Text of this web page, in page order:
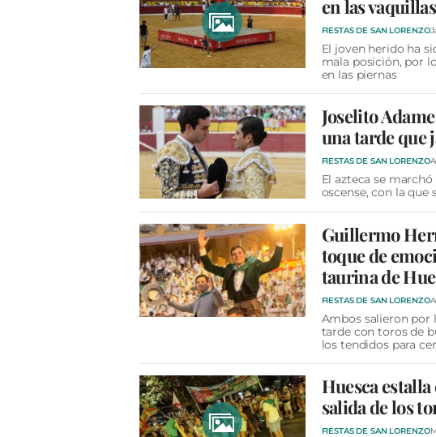
en las
FIESTAS DE SAN LORENZO
El joven herido ha
mala posición, por
en las piernas
Joselito
una tarde que
FIESTAS DE SAN LORENZO
El azteca se
oscense, con la que
Guillermo
toque de
taurina de
FIESTAS DE SAN LORENZO
Ambos salieron por
tarde con toros de
los tendidos para
Huesca
salida de los
FIESTAS DE SAN LORENZO